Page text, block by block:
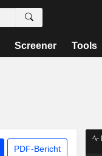
Screener Tools
PDF-Bericht